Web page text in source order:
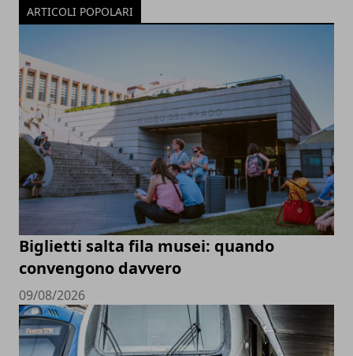
ARTICOLI POPOLARI
Biglietti salta fila musei: quando
convengono davvero
09/08/2026